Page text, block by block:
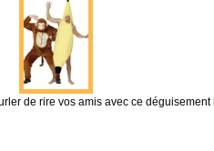
de rire vos amis avec ce